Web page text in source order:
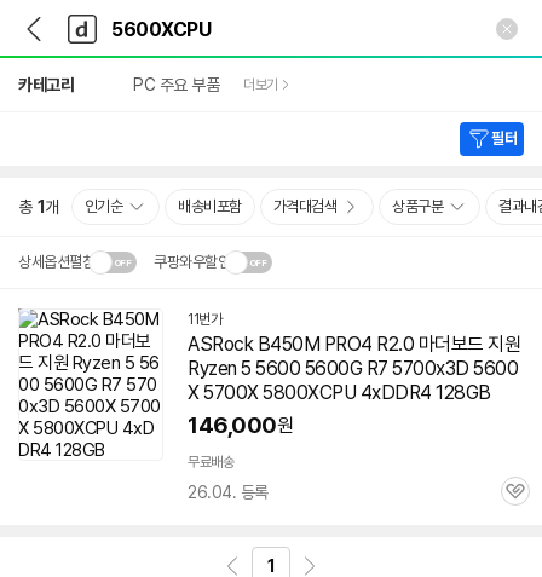
다
나
와
가
기
다
와
메
인
카테고리 PC 주요 부품 더보기
필터
총 1 개 인기순 배송비포함 가격대검색 상품구분 결과내
상세옵션펼침 쿠팡와우할인
설치 환경·지역에 따라
배송·설치비가 달라집니다.닫
기
11번가
ASRock B450M PRO4 R2.0 마더보드 지원
Ryzen 5 5600 5600G R7 5700x3D 5600
X 5700X 5800XCPU 4xDDR4 128GB
146,000원
무료배송
26.04. 등록
관
1